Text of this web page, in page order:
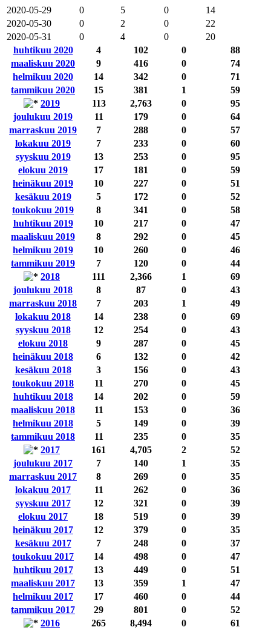
2020-05-29
0 5 0
14
2020-05-30
0 2 0
22
2020-05-31
0 4 0
20
huhtikuu 2020
4 102 0
88
maaliskuu 2020
9 416 0
74
helmikuu 2020
14 342 0
71
tammikuu 2020
15 381 1
59
2019
113 2,763 0
95
joulukuu 2019
11 179 0
64
marraskuu 2019
7 288 0
57
lokakuu 2019
7 233 0
60
syyskuu 2019
13 253 0
95
elokuu 2019
17 181 0
59
heinäkuu 2019
10 227 0
51
kesäkuu 2019
5 172 0
52
toukokuu 2019
8 341 0
58
huhtikuu 2019
10 217 0
47
maaliskuu 2019
8 292 0
45
helmikuu 2019
10 260 0
46
tammikuu 2019
7 120 0
44
2018
111 2,366 1
69
joulukuu 2018
8 87 0
43
marraskuu 2018
7 203 1
49
lokakuu 2018
14 238 0
69
syyskuu 2018
12 254 0
43
elokuu 2018
9 287 0
45
heinäkuu 2018
6 132 0
42
kesäkuu 2018
3 156 0
43
toukokuu 2018
11 270 0
45
huhtikuu 2018
14 202 0
59
maaliskuu 2018
11 153 0
36
helmikuu 2018
5 149 0
39
tammikuu 2018
11 235 0
35
2017
161 4,705 2
52
joulukuu 2017
7 140 1
35
marraskuu 2017
8 269 0
35
lokakuu 2017
11 262 0
36
syyskuu 2017
12 321 0
39
elokuu 2017
18 519 0
39
heinäkuu 2017
12 379 0
35
kesäkuu 2017
7 248 0
37
toukokuu 2017
14 498 0
47
huhtikuu 2017
13 449 0
51
maaliskuu 2017
13 359 1
47
helmikuu 2017
17 460 0
44
tammikuu 2017
29 801 0
52
2016
265 8,494 0
61